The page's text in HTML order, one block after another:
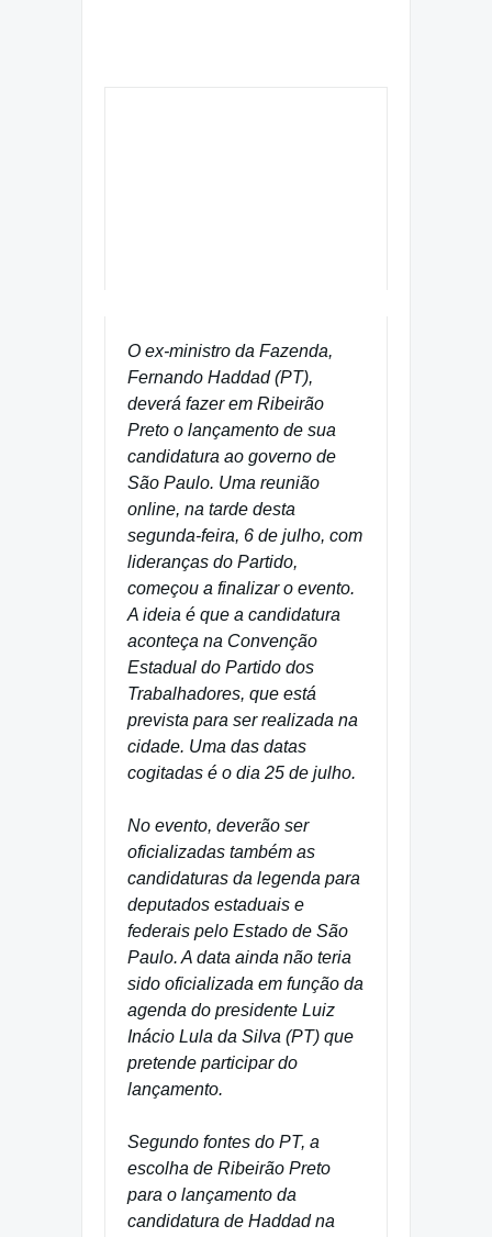
O ex-ministro da Fazenda,
Fernando Haddad (PT),
deverá fazer em Ribeirão
Preto o lançamento de sua
candidatura ao governo de
São Paulo. Uma reunião
online, na tarde desta
segunda-feira, 6 de julho, com
lideranças do Partido,
começou a finalizar o evento.
A ideia é que a candidatura
aconteça na Convenção
Estadual do Partido dos
Trabalhadores, que está
prevista para ser realizada na
cidade. Uma das datas
cogitadas é o dia 25 de julho.
No evento, deverão ser
oficializadas também as
candidaturas da legenda para
deputados estaduais e
federais pelo Estado de São
Paulo. A data ainda não teria
sido oficializada em função da
agenda do presidente Luiz
Inácio Lula da Silva (PT) que
pretende participar do
lançamento.
Segundo fontes do PT, a
escolha de Ribeirão Preto
para o lançamento da
candidatura de Haddad na